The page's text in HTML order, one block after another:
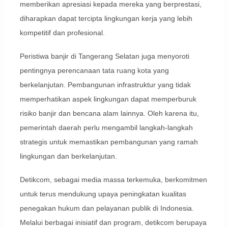
memberikan apresiasi kepada mereka yang berprestasi,
diharapkan dapat tercipta lingkungan kerja yang lebih
kompetitif dan profesional.
Peristiwa banjir di Tangerang Selatan juga menyoroti
pentingnya perencanaan tata ruang kota yang
berkelanjutan. Pembangunan infrastruktur yang tidak
memperhatikan aspek lingkungan dapat memperburuk
risiko banjir dan bencana alam lainnya. Oleh karena itu,
pemerintah daerah perlu mengambil langkah-langkah
strategis untuk memastikan pembangunan yang ramah
lingkungan dan berkelanjutan.
Detikcom, sebagai media massa terkemuka, berkomitmen
untuk terus mendukung upaya peningkatan kualitas
penegakan hukum dan pelayanan publik di Indonesia.
Melalui berbagai inisiatif dan program, detikcom berupaya